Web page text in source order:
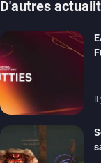
D'autres